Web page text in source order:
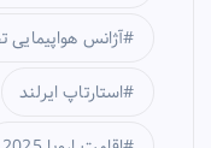
آژانس
استارتاپ ایرلند